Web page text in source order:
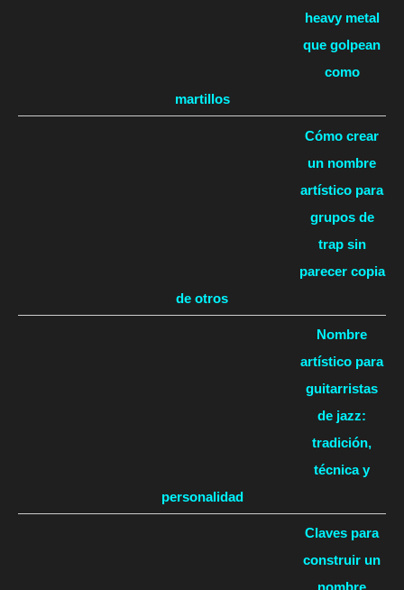
heavy metal
que golpean
como
martillos
Cómo crear
un nombre
artístico para
grupos de
trap sin
parecer copia
de otros
Nombre
artístico para
guitarristas
de jazz:
tradición,
técnica y
personalidad
Claves para
construir un